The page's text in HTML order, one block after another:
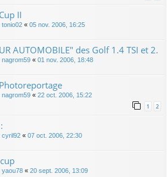
II
tonio02 « 05 nov. 2006, 16:25
AUTOMOBILE" des Golf 1.4 TSI et 2.
nagrom59 « 01 nov. 2006, 18:48
nagrom59 « 22 oct. 2006, 15:22
1 2
cyril92 « 07 oct. 2006, 22:30
yaou78 « 20 sept. 2006, 13:09